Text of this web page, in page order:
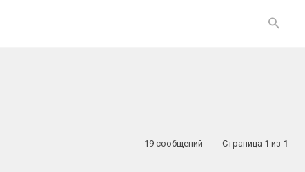
19 сообщений Страница 1 из 1